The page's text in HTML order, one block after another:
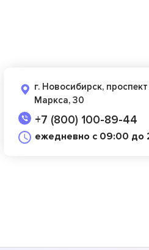
г. Новосибирск,
Маркса, 30
+7 (800) 100-89-44
ежедневно с 09:00 до